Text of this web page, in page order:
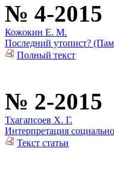
№ 4-2015
Кожокин Е. М.
Последний утопист?
Полный текст
№ 2-2015
Тхагапсоев Х. Г.
Интерпретация
Текст статьи